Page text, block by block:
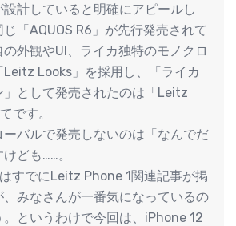
計していると明確にアピールし
「AQUOS R6」が先行発売されて
外観やUI、ライカ独特のモノクロ
Leitz Looks」を採用し、「ライカ
」として発売されたのは「Leitz
です。
バルで発売しないのは「なんでだ
ども……。
すでにLeitz Phone 1関連記事が掲
みなさんが一番気になっているの
というわけで今回は、iPhone 12